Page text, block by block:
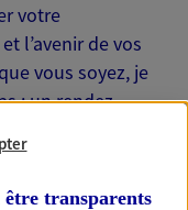
votre
l’avenir de vos
vous soyez, je
: un rendez-
vous !
être transparents